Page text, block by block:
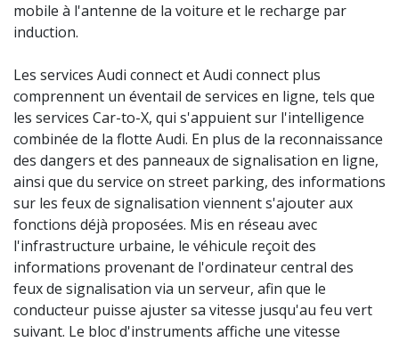
mobile à l'antenne de la voiture et le recharge par
induction.
Les services Audi connect et Audi connect plus
comprennent un éventail de services en ligne, tels que
les services Car-to-X, qui s'appuient sur l'intelligence
combinée de la flotte Audi. En plus de la reconnaissance
des dangers et des panneaux de signalisation en ligne,
ainsi que du service on street parking, des informations
sur les feux de signalisation viennent s'ajouter aux
fonctions déjà proposées. Mis en réseau avec
l'infrastructure urbaine, le véhicule reçoit des
informations provenant de l'ordinateur central des
feux de signalisation via un serveur, afin que le
conducteur puisse ajuster sa vitesse jusqu'au feu vert
suivant. Le bloc d'instruments affiche une vitesse